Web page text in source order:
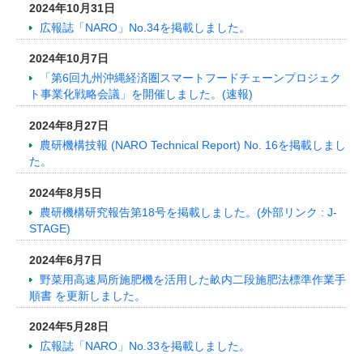
2024年10月31日
広報誌「NARO」No.34を掲載しました。
2024年10月7日
「第6回九州沖縄経済圏スマートフードチェーンプロジェク
ト事業化戦略会議」を開催しました。(速報)
2024年8月27日
農研機構技報 (NARO Technical Report) No. 16を掲載しまし
た。
2024年8月5日
農研機構研究報告第18号を掲載しました。(外部リンク : J-
STAGE)
2024年6月7日
野菜用高速局所施肥機を活用した畝内二段施肥法標準作業手
順書 を更新しました。
2024年5月28日
広報誌「NARO」No.33を掲載しました。